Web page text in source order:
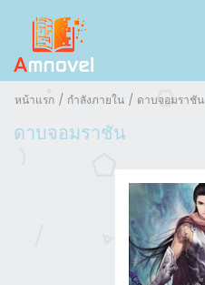
หน้าแรก กำลังภายใน ดาบจอมราชัน
ดาบจอมราชัน